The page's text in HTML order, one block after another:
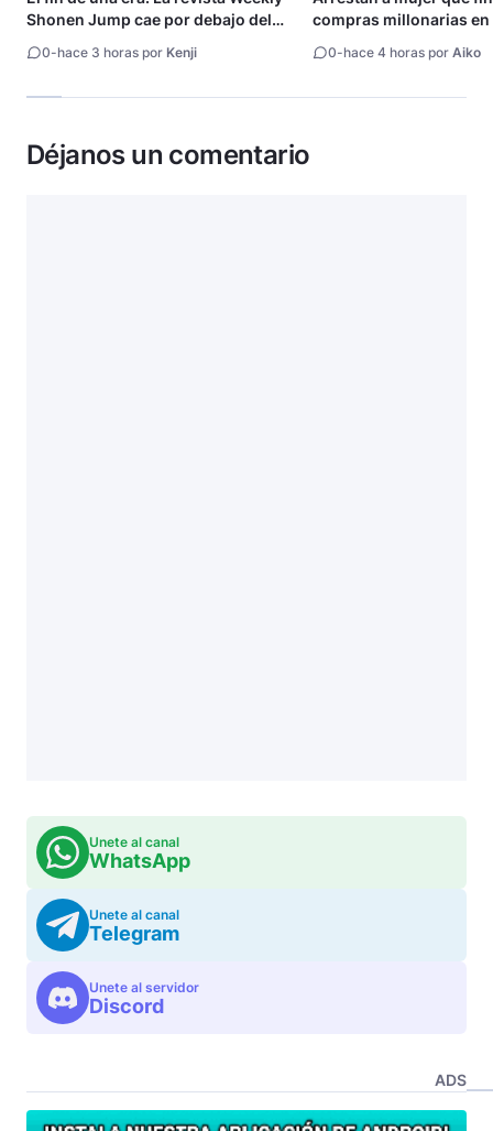
Shonen Jump cae por debajo del
millón de copias
0-hace 3 horas por Kenji
compras millonarias en
Shueisha
0-hace 4 horas por Aiko
Déjanos un comentario
Unete al canal
WhatsApp
Unete al canal
Telegram
Unete al servidor
Discord
ADS